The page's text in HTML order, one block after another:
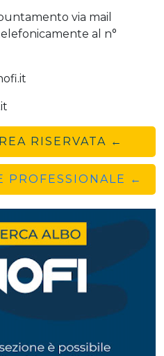
via mail
al n°
RISERVATA ←
PROFESSIONALE ←